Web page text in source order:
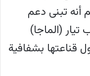
أنه تبنى دعم
(الماجا)
قناعتها بشفافية